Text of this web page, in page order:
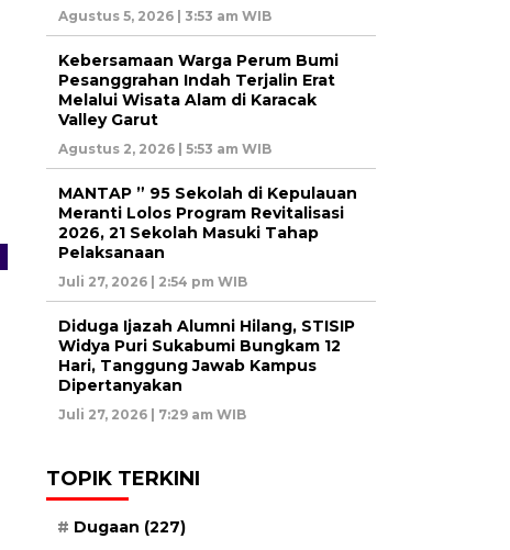
Agustus 5, 2026 | 3:53 am WIB
Kebersamaan Warga Perum Bumi
Pesanggrahan Indah Terjalin Erat
Melalui Wisata Alam di Karacak
Valley Garut
Agustus 2, 2026 | 5:53 am WIB
MANTAP ” 95 Sekolah di Kepulauan
Meranti Lolos Program Revitalisasi
2026, 21 Sekolah Masuki Tahap
Pelaksanaan
Juli 27, 2026 | 2:54 pm WIB
Diduga Ijazah Alumni Hilang, STISIP
Widya Puri Sukabumi Bungkam 12
Hari, Tanggung Jawab Kampus
Dipertanyakan
Juli 27, 2026 | 7:29 am WIB
TOPIK TERKINI
Dugaan (227)